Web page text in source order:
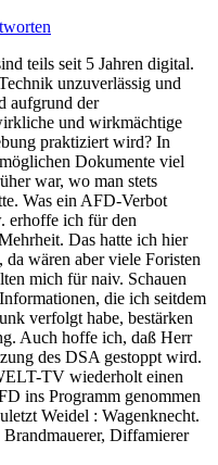
teils seit 5 Jahren digital.
unzuverlässig und
aufgrund der
und wirkmächtige
praktiziert wird? In
Dokumente viel
war, wo man stets
Was ein AFD-Verbot
erhoffe ich für den
Das hatte ich hier
da wären aber viele Foristen
mich für naiv. Schauen
die ich seitdem
verfolgt habe, bestärken
Auch hoffe ich, daß Herr
des DSA gestoppt wird.
TV wiederholt einen
ins Programm genommen
Weidel : Wagenknecht.
Diffamierer